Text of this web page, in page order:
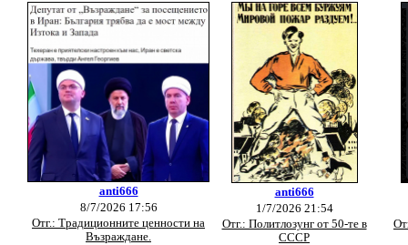
anti666
8/7/2026 17:56
Отг.: Традиционните ценности на
Възраждане.
anti666
1/7/2026 21:54
Отг.: Политлозунг от 50-те в
СССР